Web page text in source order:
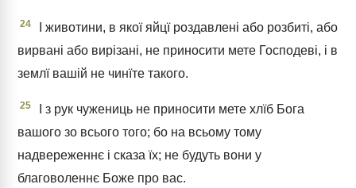
24
І животини, в якої яйцї роздавлені або розбиті, або
вирвані або вирізані, не приносити мете Господеві, і в
землї вашій не чинїте такого.
25
І з рук чужениць не приносити мете хлїб Бога
вашого зо всього того; бо на всьому тому
надвереженнє і сказа їх; не будуть вони у
благоволеннє Боже про вас.